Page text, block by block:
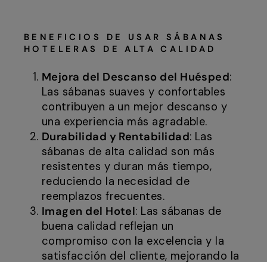
BENEFICIOS DE USAR SÁBANAS
HOTELERAS DE ALTA CALIDAD
Mejora del Descanso del Huésped:
Las sábanas suaves y confortables
contribuyen a un mejor descanso y
una experiencia más agradable.
Durabilidad y Rentabilidad: Las
sábanas de alta calidad son más
resistentes y duran más tiempo,
reduciendo la necesidad de
reemplazos frecuentes.
Imagen del Hotel: Las sábanas de
buena calidad reflejan un
compromiso con la excelencia y la
satisfacción del cliente, mejorando la